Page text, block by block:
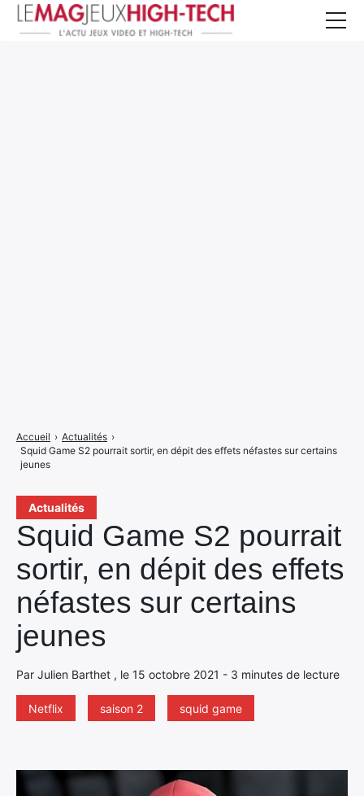
Actualités
Squid Game S2 pourrait
sortir, en dépit des effets
néfastes sur certains
jeunes
Par Julien Barthet , le 15 octobre 2021 - 3 minutes de lecture
Netflix saison 2 squid game
Accueil › Actualités ›
Squid Game S2 pourrait sortir, en dépit des effets néfastes sur certains
jeunes